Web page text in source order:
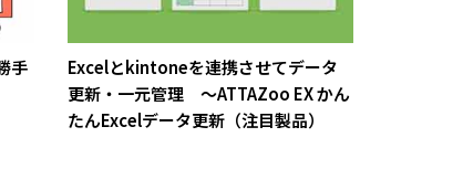
手
Excelとkintoneを連携させてデータ
更新・一元管理 ～ATTAZoo EX かん
たんExcelデータ更新（注目製品）